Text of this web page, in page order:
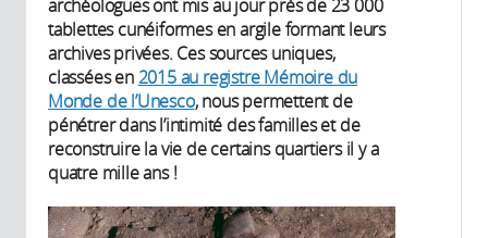
archéologues ont mis au jour près de 23 000
tablettes cunéiformes en argile formant leurs
archives privées. Ces sources uniques,
classées en2015 au registre Mémoire du
Monde de l’Unesco, nous permettent de
pénétrer dans l’intimité des familles et de
reconstruire la vie de certains quartiers il y a
quatre mille ans !